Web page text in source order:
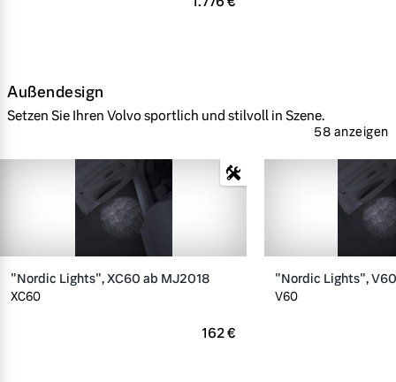
Außendesign
Setzen Sie Ihren Volvo sportlich und stilvoll in Szene.
58 anzeigen
"Nordic Lights", XC60 ab MJ2018
XC60
162 €
"Nordic Lights",
V60